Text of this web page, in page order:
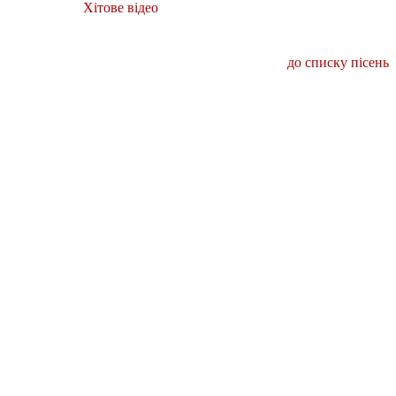
Хітове відео
до списку пісень